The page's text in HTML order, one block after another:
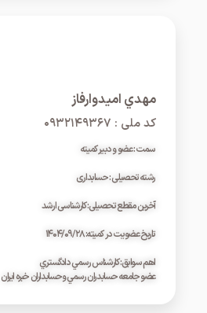
مهدي اميدوارفاز
کد ملی : ۰۹۳۲۱۴۹۳۶۷
سمت : عضو و دبیر کمیته
رشته تحصیلی : حسابداری
آخرین مقطع تحصیلی: کارشناسی ارشد
تاریخ عضویت در کمیته: ۱۴۰۴/۰۹/۲۸
اهم سوابق: کارشناس رسمي دادگستري
عضو جامعه حسابدران رسمي وحسابداران خبره ايران